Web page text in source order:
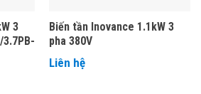
3
3.7PB-
Biến tần Inovance 1.1kW 3
pha 380V
Liên hệ